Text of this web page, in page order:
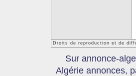
Droits de reproduction et de
Sur annonce-
Algérie annonces,